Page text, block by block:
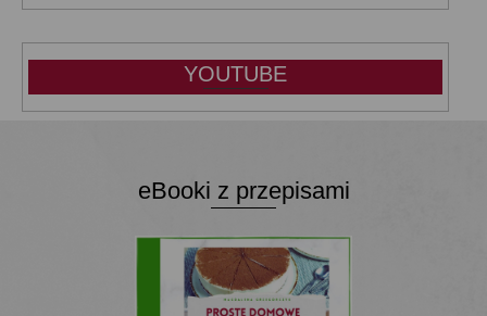
YOUTUBE
eBooki z przepisami